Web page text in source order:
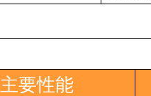
主要性能